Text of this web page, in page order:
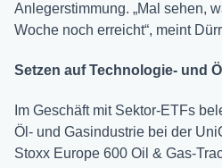
Anlegerstimmung. „Mal sehen,
Woche noch erreicht“, meint
Setzen auf Technologie- und
Im Geschäft mit Sektor-ETFs
Öl- und Gasindustrie bei der
Stoxx Europe 600 Oil & Gas-